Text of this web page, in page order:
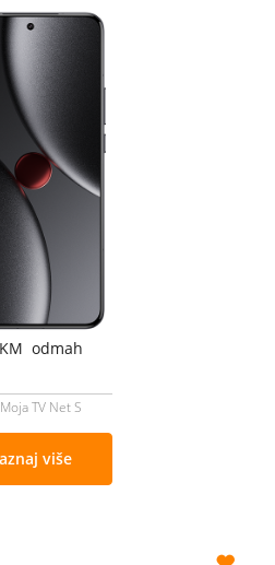
KM odmah
TV Net S
više